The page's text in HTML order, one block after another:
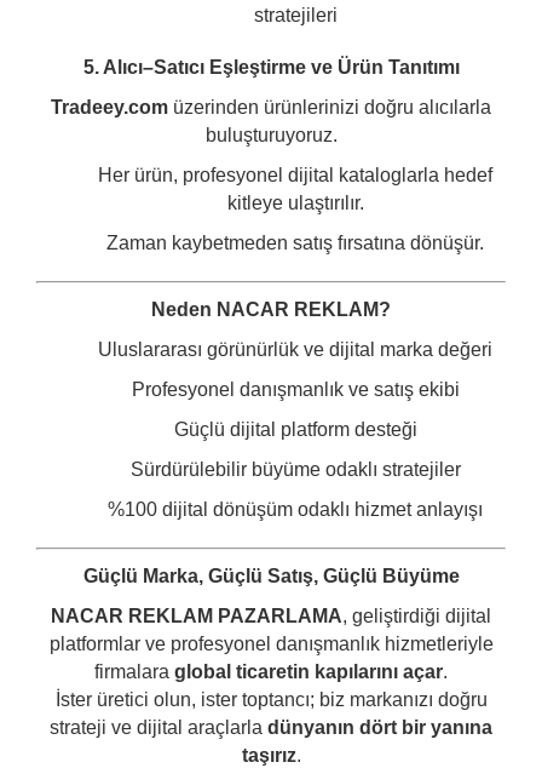
stratejileri
5. Alıcı–Satıcı Eşleştirme ve Ürün Tanıtımı
Tradeey.com üzerinden ürünlerinizi doğru alıcılarla
buluşturuyoruz.
Her ürün, profesyonel dijital kataloglarla hedef
kitleye ulaştırılır.
Zaman kaybetmeden satış fırsatına dönüşür.
Neden NACAR REKLAM?
Uluslararası görünürlük ve dijital marka değeri
Profesyonel danışmanlık ve satış ekibi
Güçlü dijital platform desteği
Sürdürülebilir büyüme odaklı stratejiler
%100 dijital dönüşüm odaklı hizmet anlayışı
Güçlü Marka, Güçlü Satış, Güçlü Büyüme
NACAR REKLAM PAZARLAMA, geliştirdiği dijital
platformlar ve profesyonel danışmanlık hizmetleriyle
firmalara global ticaretin kapılarını açar.
İster üretici olun, ister toptancı; biz markanızı doğru
strateji ve dijital araçlarla dünyanın dört bir yanına
taşırız.